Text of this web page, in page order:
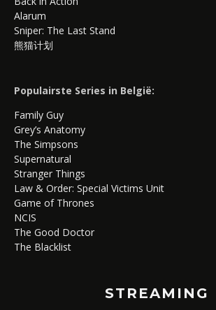
Alarum
Sniper: The Last Stand
熊猫计划
Populairste Series in België:
Family Guy
Grey’s Anatomy
The Simpsons
Supernatural
Stranger Things
Law & Order: Special Victims Unit
Game of Thrones
NCIS
The Good Doctor
The Blacklist
STREAMING